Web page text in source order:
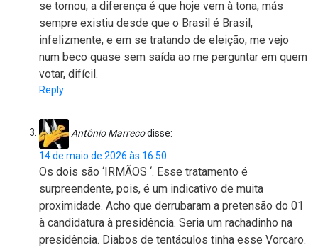
se tornou, a diferença é que hoje vem à tona, más
sempre existiu desde que o Brasil é Brasil,
infelizmente, e em se tratando de eleição, me vejo
num beco quase sem saída ao me perguntar em quem
votar, difícil.
Reply
Antônio Marrecodisse:
14 de maio de 2026 às 16:50
Os dois são ‘IRMÃOS ‘. Esse tratamento é
surpreendente, pois, é um indicativo de muita
proximidade. Acho que derrubaram a pretensão do 01
à candidatura à presidência. Seria um rachadinho na
presidência. Diabos de tentáculos tinha esse Vorcaro.